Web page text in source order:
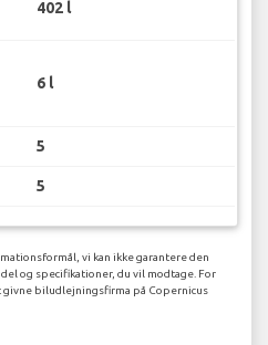
402 l
6 l
5
5
vi kan ikke garantere den
og specifikationer, du vil modtage. For
biludlejningsfirma på Copernicus